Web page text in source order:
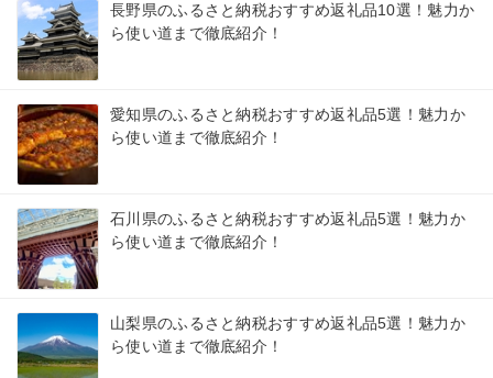
長野県のふるさと納税おすすめ返礼品10選！魅力か
ら使い道まで徹底紹介！
愛知県のふるさと納税おすすめ返礼品5選！魅力か
ら使い道まで徹底紹介！
石川県のふるさと納税おすすめ返礼品5選！魅力か
ら使い道まで徹底紹介！
山梨県のふるさと納税おすすめ返礼品5選！魅力か
ら使い道まで徹底紹介！